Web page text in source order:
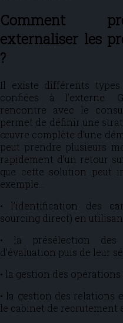
Comment
externaliser les
?
Il existe différents
confiées à l’externe.
rencontre avec le
permet de définir une
œuvre complète d’une
peut prendre plusieurs
rapidement d’un retour
que cette solution peut
exemple…
• l’identification des
sourcing direct) en
• la présélection
d’évaluation puis de leur
• la gestion des
• la gestion des relations
le cabinet de recrutement